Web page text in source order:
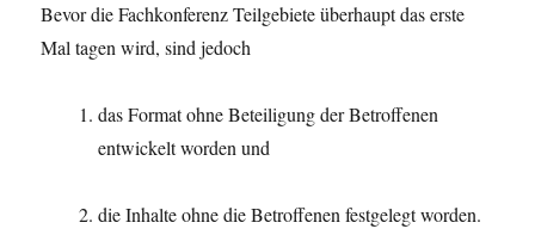
Bevor die Fachkonferenz Teilgebiete überhaupt das erste
Mal tagen wird, sind jedoch
das Format ohne Beteiligung der Betroffenen
entwickelt worden und
die Inhalte ohne die Betroffenen festgelegt worden.